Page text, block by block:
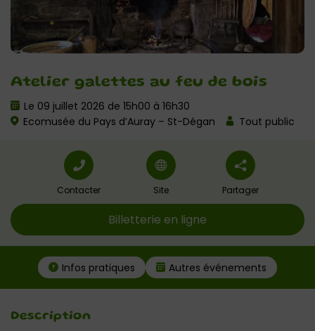
Atelier galettes au feu de bois
Le 09 juillet 2026 de 15h00 à 16h30
Ecomusée du Pays d’Auray – St-Dégan
Tout public
Contacter Site Partager
Billetterie en ligne
Infos pratiques Autres événements
Description